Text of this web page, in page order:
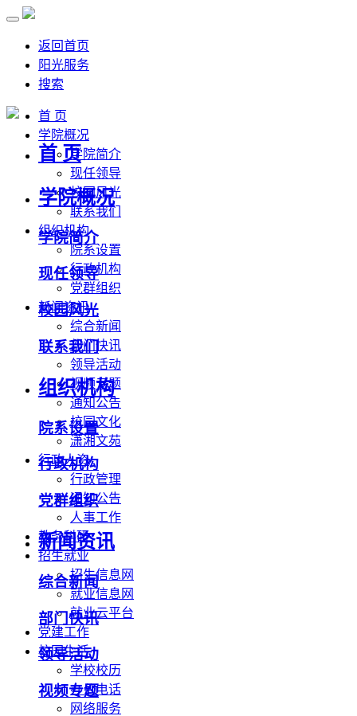
返回首页
阳光服务
搜索
首 页
学院概况
学院简介
现任领导
校园风光
联系我们
组织机构
院系设置
行政机构
党群组织
新闻资讯
综合新闻
部门快讯
领导活动
视频专题
通知公告
校园文化
潇湘文苑
行政人资
行政管理
通知公告
人事工作
教务科研
招生就业
招生信息网
就业信息网
就业云平台
党建工作
校园生活
学校校历
办公电话
网络服务
首 页
学院概况
学院简介
现任领导
校园风光
联系我们
组织机构
院系设置
行政机构
党群组织
新闻资讯
综合新闻
部门快讯
领导活动
视频专题